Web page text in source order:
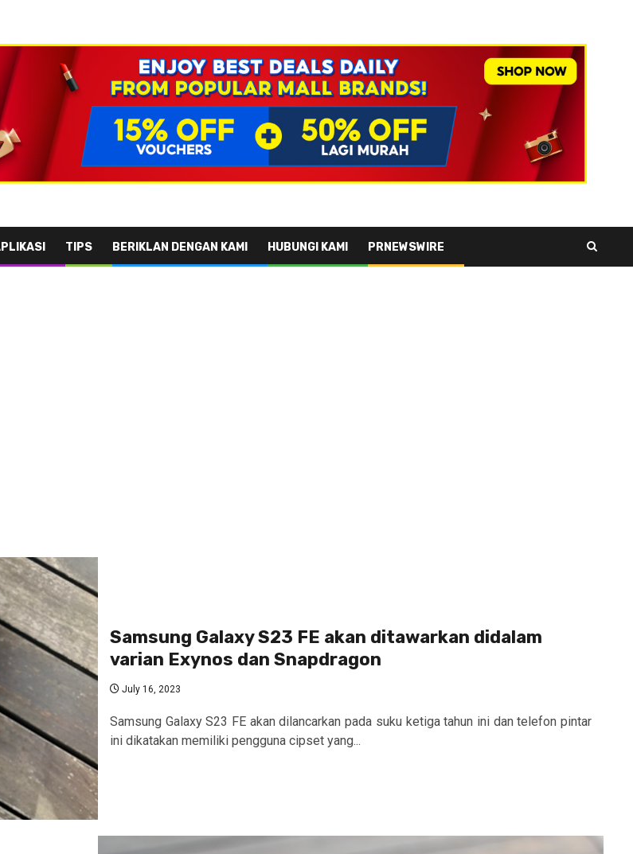
TIPS BERIKLAN DENGAN KAMI HUBUNGI KAMI PRNEWSWIRE
Samsung Galaxy S23 FE akan ditawarkan didalam
varian Exynos dan Snapdragon
July 16, 2023
Samsung Galaxy S23 FE akan dilancarkan pada suku ketiga tahun ini dan telefon pintar
ini dikatakan memiliki pengguna cipset yang...